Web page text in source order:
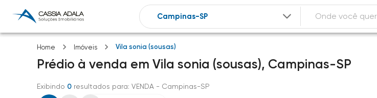
Home Imóveis Vila sonia (sousas)
Prédio à venda em Vila sonia (sousas), Campinas-SP
Exibindo 0 resultados para: VENDA - Campinas-SP